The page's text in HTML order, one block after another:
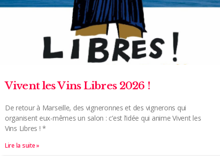
Vivent les Vins Libres 2026 !
De retour à Marseille, des vigneronnes et des vignerons qui
organisent eux-mêmes un salon : c’est l’idée qui anime Vivent les
Vins Libres ! *
Lire la suite »